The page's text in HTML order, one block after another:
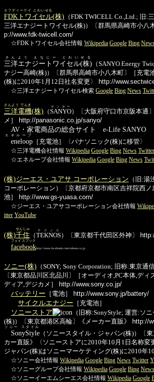
FDKトワイセル
エフディーケイ とわいせる
(株) （FDK TWICELL Co.,Ltd.; 旧:
三洋エナジートワイセル(株)）〔群馬県高崎市小八
p://www.fdk-twicell.com/
☆FDKトワイセル会社情報 Wikipedia Google Bing
三洋エナジートワイセル(株)
さんよう えなじー とわいせる
（SANYO Energy
ナジー高崎(株)）〔群馬県高崎市小八木町〕［充電
(株)に2010年1月12日社名変更〉
http://
☆三洋エナジートワイセル検索 Google Bing News
三洋電機
さんよう でんき
(株) （SANYO
サンヨー
）〔大阪府守口市京阪本通
メ］
http://panasonic.co.jp/sanyo/
AV・家電商品の総合サイト e-Life SANYO
eneloop
エネループ
［充電池］〈パナソニック(株)に移管〉
☆三洋電機会社情報 Wikipedia Google Bing News Twitter
☆エネループ会社情報 Wikipedia Google Bing News
(株)ジーエス・ユアサ コーポレーション （旧:
コーポレーション）〔京都府京都市南区吉祥院西
池］
http://www.gs-yuasa.com/
☆ジーエス・ユアサコーポレーション会社情報
itter YouTube
(株)千住
せんじゅ
（TEKNOS
テクノス
）〔東京都千代田区外神〕
facebook
フェイスブック
http://www.facebook.com/teknos.co.jp
ソニー(株) （SONY; Sony Corporation; 旧称:東京通
〔東京都品川区北品川〕［オーディオ,PC本体,ディ
ディア,デジカメ］
http://www.sony.co.jp/
バッテリー ［電池］ http://www.sony.jp/battery/
サイクルエナジー ［充電池］
ソニーストア
（旧称:SonyStyle; 運営:ソ
(株)）〔東京都港区高輪〕《メーカー直販》
http://
SonyStyle
ソニー スタイル
（ソニースタイル・ジャパン(株)）〔
カー直販》〈ソニーストアに2010年10月1日名称変
ジャパン(株)はソニーマーケティング(株)に2010年
☆ソニー会社情報 Wikipedia Google Bing News Twitter
☆ソニーグループ会社情報 Wikipedia Google Bing News
☆ソニーイーエムシーエス会社情報 Wikipedia Google